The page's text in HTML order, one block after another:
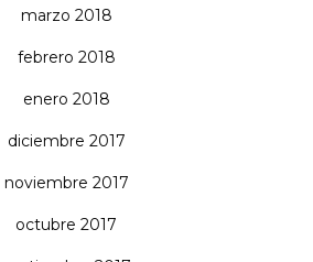
marzo 2018
febrero 2018
enero 2018
diciembre 2017
noviembre 2017
octubre 2017